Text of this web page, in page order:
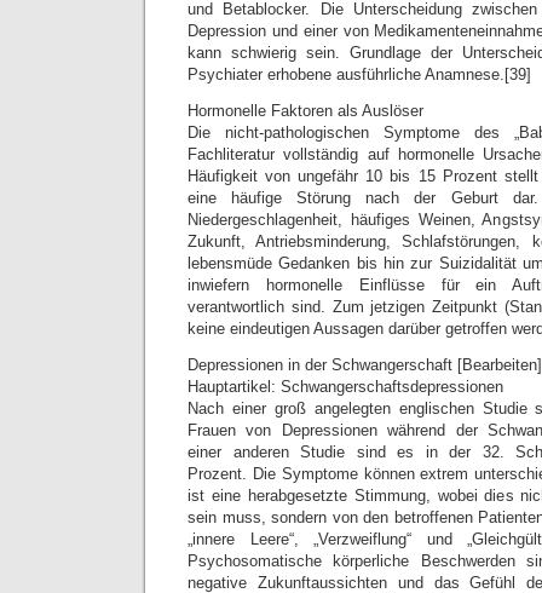
und Betablocker. Die Unterscheidung
Depression und einer von
kann schwierig sein. Grundlage der
Psychiater erhobene ausführliche Anamnese.[39]
Hormonelle Faktoren als Auslöser
Die nicht-pathologischen Symptome des
Fachliteratur vollständig auf hormonelle
Häufigkeit von ungefähr 10 bis 15 Prozent
eine häufige Störung nach der Geburt
Niedergeschlagenheit, häufiges Weinen,
Zukunft, Antriebsminderung, Schlafstörungen,
lebensmüde Gedanken bis hin zur Suizidalität
inwiefern hormonelle Einflüsse für ein
verantwortlich sind. Zum jetzigen Zeitpunkt
keine eindeutigen Aussagen darüber getroffen
Depressionen in der Schwangerschaft [Bearbeiten]
Hauptartikel: Schwangerschaftsdepressionen
Nach einer groß angelegten englischen Studie
Frauen von Depressionen während der
einer anderen Studie sind es in der 32.
Prozent. Die Symptome können extrem
ist eine herabgesetzte Stimmung, wobei dies
sein muss, sondern von den betroffenen
„innere Leere“, „Verzweiflung“ und
Psychosomatische körperliche Beschwerden
negative Zukunftaussichten und das Gefühl